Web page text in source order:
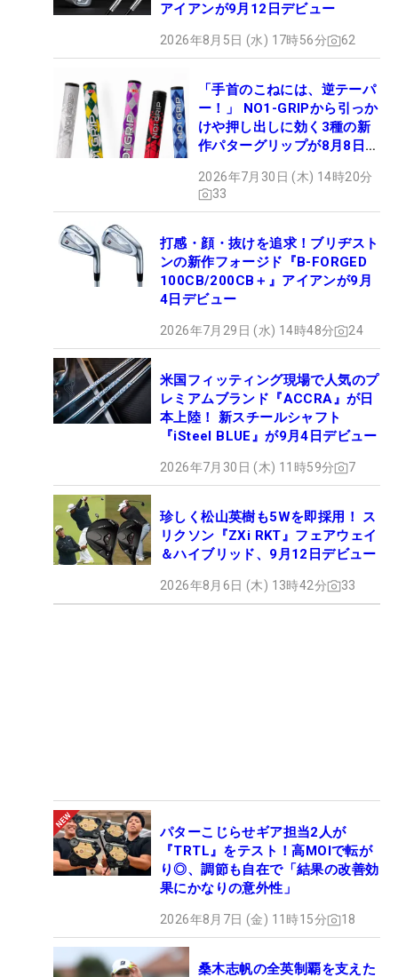
アイアンが9月12日デビュー
2026年8月5日 (水) 17時56分 62
「手首のこねには、逆テーパ
ー！」 NO1-GRIPから引っか
けや押し出しに効く3種の新
作パターグリップが8月8日デ
2026年7月30日 (木) 14時20分
33
打感・顔・抜けを追求！ブリヂスト
ンの新作フォージド『B-FORGED
100CB/200CB＋』アイアンが9月
4日デビュー
2026年7月29日 (水) 14時48分 24
米国フィッティング現場で人気のプ
レミアムブランド『ACCRA』が日
本上陸！ 新スチールシャフト
『iSteel BLUE』が9月4日デビュー
2026年7月30日 (木) 11時59分 7
珍しく松山英樹も5Wを即採用！ ス
リクソン『ZXi RKT』フェアウェイ
＆ハイブリッド、9月12日デビュー
2026年8月6日 (木) 13時42分 33
パターこじらせギア担当2人が
『TRTL』をテスト！高MOIで転が
り◎、調節も自在で「結果の改善効
果にかなりの意外性」
2026年8月7日 (金) 11時15分 18
桑木志帆の全英制覇を支えた